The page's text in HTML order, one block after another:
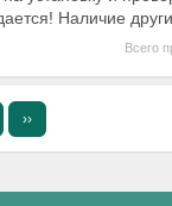
Наличие
Всего
››